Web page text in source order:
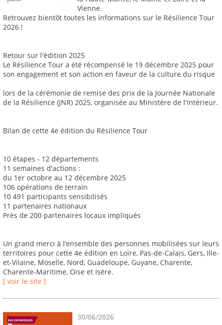
Vienne.
Retrouvez bientôt toutes les informations sur le Résilience Tour
2026 !
Retour sur l'édition 2025
Le Résilience Tour a été récompensé le 19 décembre 2025 pour
son engagement et son action en faveur de la culture du risque
lors de la cérémonie de remise des prix de la Journée Nationale
de la Résilience (JNR) 2025, organisée au Ministère de l'Intérieur.
Bilan de cette 4e édition du Résilience Tour
10 étapes - 12 départements
11 semaines d'actions :
du 1er octobre au 12 décembre 2025
106 opérations de terrain
10 491 participants sensibilisés
11 partenaires nationaux
Près de 200 partenaires locaux impliqués
Un grand merci à l’ensemble des personnes mobilisées sur leurs
territoires pour cette 4e édition en Loire, Pas-de-Calais, Gers, Ille-
et-Vilaine, Moselle, Nord, Guadeloupe, Guyane, Charente,
Charente-Maritime, Oise et Isère.
[ voir le site ]
30/06/2026